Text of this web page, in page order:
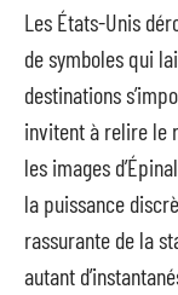
Les États-Unis
de symboles qui
destinations
invitent à relire le
les images
la puissance
rassurante de la
autant